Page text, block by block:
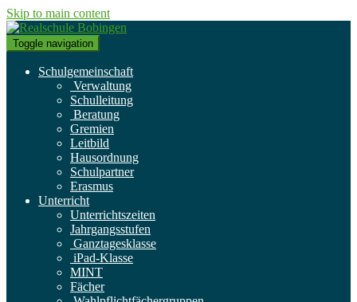
Skip to main content
Toggle navigation
Schulgemeinschaft
Verwaltung
Schulleitung
Beratung
Gremien
Leitbild
Hausordnung
Schulpartner
Erasmus
Unterricht
Unterrichtszeiten
Jahrgangsstufen
Ganztagesklasse
iPad-Klasse
MINT
Fächer